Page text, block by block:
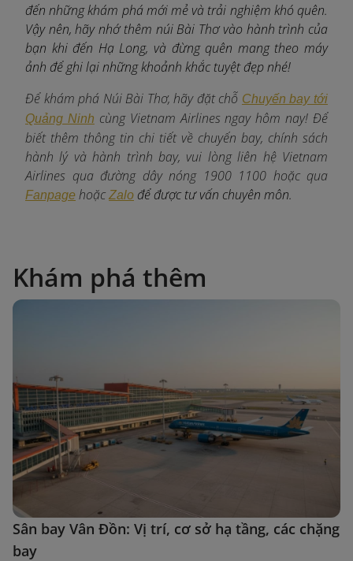
đến những khám phá mới mẻ và trải nghiệm khó quên.
Vậy nên, hãy nhớ thêm núi Bài Thơ vào hành trình của
bạn khi đến Hạ Long, và đừng quên mang theo máy
ảnh để ghi lại những khoảnh khắc tuyệt đẹp nhé!
Để khám phá Núi Bài Thơ, hãy đặt chỗ Chuyến bay tới
Quảng Ninh cùng Vietnam Airlines ngay hôm nay! Để
biết thêm thông tin chi tiết về chuyến bay, chính sách
hành lý và hành trình bay, vui lòng liên hệ Vietnam
Airlines qua đường dây nóng 1900 1100 hoặc qua
Fanpage hoặc Zalo để được tư vấn chuyên môn.
Khám phá thêm
Sân bay Vân Đồn: Vị trí, cơ sở hạ tầng, các chặng
bay